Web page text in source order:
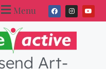
Menu
Art-